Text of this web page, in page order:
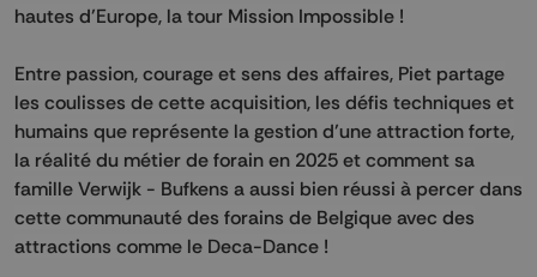
hautes d’Europe, la tour Mission Impossible !
Entre passion, courage et sens des affaires, Piet partage
les coulisses de cette acquisition, les défis techniques et
humains que représente la gestion d’une attraction forte,
la réalité du métier de forain en 2025 et comment sa
famille Verwijk - Bufkens a aussi bien réussi à percer dans
cette communauté des forains de Belgique avec des
attractions comme le Deca-Dance !